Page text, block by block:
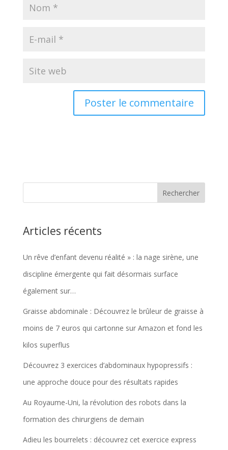
Articles récents
Un rêve d’enfant devenu réalité » : la nage sirène, une
discipline émergente qui fait désormais surface
également sur…
Graisse abdominale : Découvrez le brûleur de graisse à
moins de 7 euros qui cartonne sur Amazon et fond les
kilos superflus
Découvrez 3 exercices d’abdominaux hypopressifs :
une approche douce pour des résultats rapides
Au Royaume-Uni, la révolution des robots dans la
formation des chirurgiens de demain
Adieu les bourrelets : découvrez cet exercice express